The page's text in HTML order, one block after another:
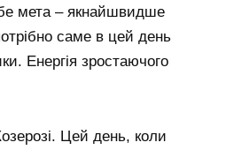
мета – якнайшвидше
саме в цей день
Енергія зростаючого
Цей день, коли